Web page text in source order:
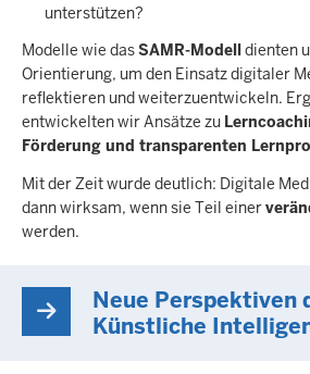
unterstützen?
Modelle wie dasSAMR-Modelldienten
Orientierung, um den Einsatz digitaler
reflektieren und weiterzuentwickeln.
entwickelten wir Ansätze zu
Förderung und transparenten
Mit der Zeit wurde deutlich: Digitale
dann wirksam, wenn sie Teil einer
werden.
Neue Perspektiven
Künstliche